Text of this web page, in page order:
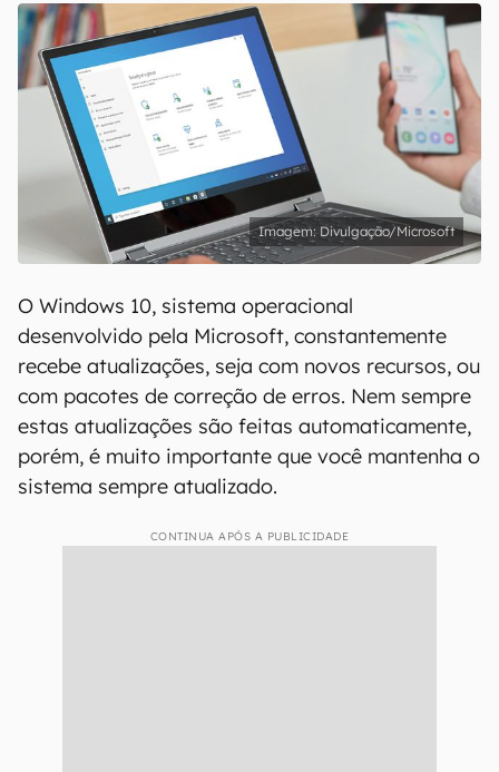
Divulgação/Microsoft
O Windows 10, sistema operacional
desenvolvido pela Microsoft, constantemente
recebe atualizações, seja com novos recursos, ou
com pacotes de correção de erros. Nem sempre
estas atualizações são feitas automaticamente,
porém, é muito importante que você mantenha o
sistema sempre atualizado.
CONTINUA APÓS A PUBLICIDADE